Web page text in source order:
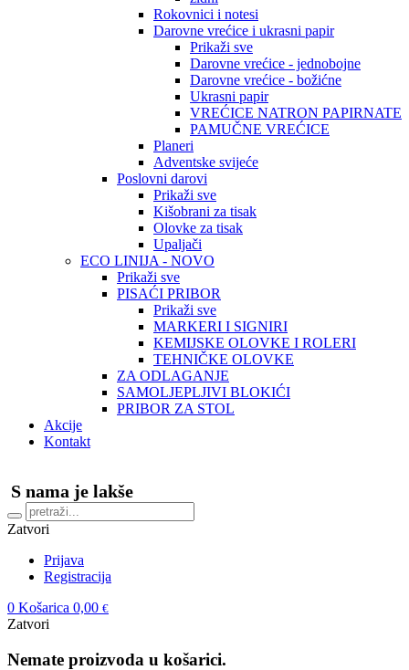
Rokovnici i notesi
Darovne vrećice i ukrasni papir
Prikaži sve
Darovne vrećice - jednobojne
Darovne vrećice - božićne
Ukrasni papir
VREĆICE NATRON PAPIRNATE
PAMUČNE VREĆICE
Planeri
Adventske svijeće
Poslovni darovi
Prikaži sve
Kišobrani za tisak
Olovke za tisak
Upaljači
ECO LINIJA - NOVO
Prikaži sve
PISAĆI PRIBOR
Prikaži sve
MARKERI I SIGNIRI
KEMIJSKE OLOVKE I ROLERI
TEHNIČKE OLOVKE
ZA ODLAGANJE
SAMOLJEPLJIVI BLOKIĆI
PRIBOR ZA STOL
Akcije
Kontakt
S nama je lakše
Zatvori
Prijava
Registracija
0 Košarica 0,00 €
Zatvori
Nemate proizvoda u košarici.